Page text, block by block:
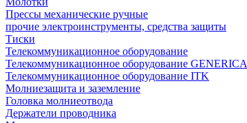
Прессы механические ручные
прочие электроинструменты, средства защиты
Тиски
Телекоммуникационное оборудование
Телекоммуникационное оборудование GENERICA
Телекоммуникационное оборудование ITK
Молниезащита и заземление
Головка молниеотвода
Держатели проводника